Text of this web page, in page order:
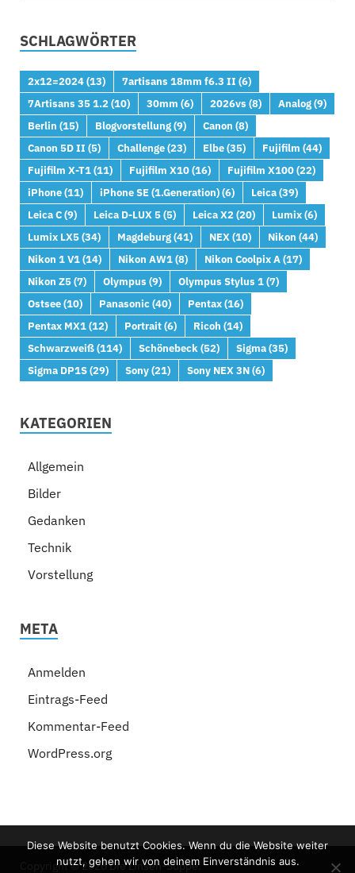
SCHLAGWÖRTER
2x12=2024(13) 7artisans 18mm f6.3 II (6)
7Artisans 35 1.2(10) 30mm (6) 2026vs (8) Analog(9)
Berlin (15) Blogvorstellung(9) Canon (8)
Canon 5D II (5) Challenge(23) Elbe(35) Fujifilm (44)
Fujifilm X-T1(11) Fujifilm X10(16) Fujifilm X100(22)
iPhone(11) iPhone SE (1.Generation)(6) Leica(39)
Leica C(9) Leica D-LUX 5(5) Leica X2(20) Lumix(6)
Lumix LX5(34) Magdeburg(41) NEX(10) Nikon (44)
Nikon 1 V1(14) Nikon AW1(8) Nikon Coolpix A(17)
Nikon Z5(7) Olympus (9) Olympus Stylus 1(7)
Ostsee(10) Panasonic(40) Pentax(16)
Pentax MX1(12) Portrait(6) Ricoh (14)
Schwarzweiß(114) Schönebeck(52) Sigma(35)
Sigma DP1S(29) Sony(21) Sony NEX 3N(6)
KATEGORIEN
Allgemein
Bilder
Gedanken
Technik
Vorstellung
META
Anmelden
Eintrags-Feed
Kommentar-Feed
WordPress.org
Copyright © 2026Die Linsen-Suppe.
Diese Website benutzt Cookies. Wenn du die Website weiter
nutzt, gehen wir von deinem Einverständnis aus.